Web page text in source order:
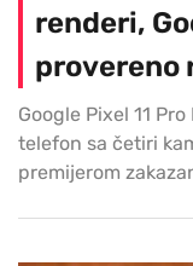
renderi,
provereno
Google Pixel 11
telefon sa četiri
premijerom